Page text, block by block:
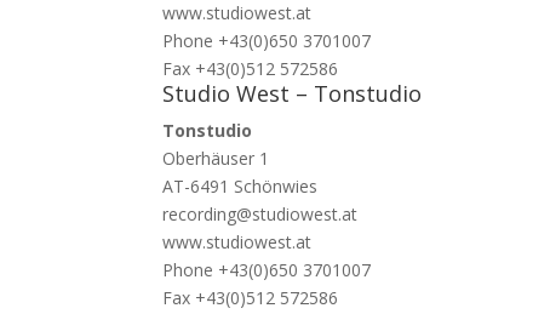
www.studiowest.at
Phone +43(0)650 3701007
Fax +43(0)512 572586
Studio West – Tonstudio
Tonstudio
Oberhäuser 1
AT-6491 Schönwies
recording@studiowest.at
www.studiowest.at
Phone +43(0)650 3701007
Fax +43(0)512 572586